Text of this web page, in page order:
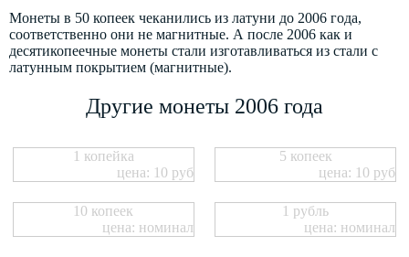
Монеты в 50 копеек чеканились из латуни до 2006 года,
соответственно они не магнитные. А после 2006 как и
десятикопеечные монеты стали изготавливаться из стали с
латунным покрытием (магнитные).
Другие монеты 2006 года
1 копейка
цена: 10 руб
5 копеек
цена: 10 руб
10 копеек
цена: номинал
1 рубль
цена: номинал